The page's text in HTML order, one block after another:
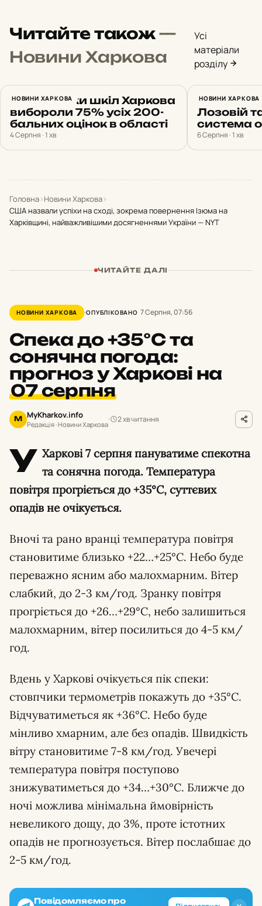
Читайте також—
Новини Харкова
Усі
матеріали
розділу
НОВИНИ ХАРКОВА
Випускники шкіл Харкова
вибороли 75% усіх 200-
бальних оцінок в області
4 Серпня · 1 хв
НОВИНИ ХАРКОВА
Харків 6
Лозовій
система
6 Серпня · 1 хв
Головна›Новини Харкова›
США назвали успіхи на сході, зокрема повернення Ізюма на
Харківщині, найважливішими досягненнями України — NYT
ЧИТАЙТЕ ДАЛІ
НОВИНИ ХАРКОВА ОПУБЛІКОВАНО 7 Серпня, 07:56
Спека до +35°С та
сонячна погода:
прогноз у Харкові на
07 серпня
M MyKharkov.info
Редакція · Новини Харкова
2 хв читання
У Харкові 7 серпня пануватиме спекотна
та сонячна погода. Температура
повітря прогріється до +35°С, суттєвих
опадів не очікується.
Вночі та рано вранці температура повітря
становитиме близько +22…+25°С. Небо буде
переважно ясним або малохмарним. Вітер
слабкий, до 2-3 км/год. Зранку повітря
прогріється до +26…+29°С, небо залишиться
малохмарним, вітер посилиться до 4-5 км/
год.
Вдень у Харкові очікується пік спеки:
стовпчики термометрів покажуть до +35°С.
Відчуватиметься як +36°С. Небо буде
мінливо хмарним, але без опадів. Швидкість
вітру становитиме 7-8 км/год. Увечері
температура повітря поступово
знижуватиметься до +34…+30°С. Ближче до
ночі можлива мінімальна ймовірність
невеликого дощу, до 3%, проте істотних
опадів не прогнозується. Вітер послабшає до
2-5 км/год.
Повідомляємо про